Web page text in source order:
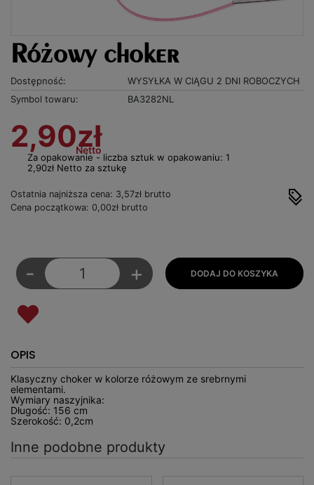
Różowy choker
Dostępność:
WYSYŁKA W CIĄGU 2 DNI ROBOCZYCH
Symbol towaru:
BA3282NL
2,90zł
Netto
Za opakowanie - liczba sztuk w opakowaniu: 1
2,90zł Netto za sztukę
Ostatnia najniższa cena: 3,57zł brutto
Cena początkowa: 0,00zł brutto
- +
OPIS
Klasyczny choker w kolorze różowym ze srebrnymi
elementami.
Wymiary naszyjnika:
Długość: 156 cm
Szerokość: 0,2cm
Inne podobne produkty